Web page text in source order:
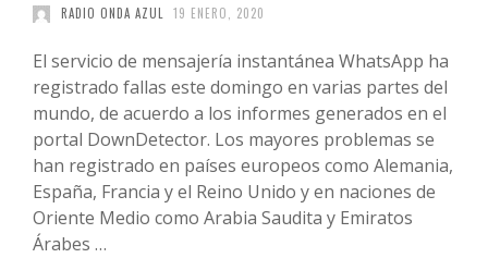
RADIO ONDA AZUL 19 ENERO, 2020
El servicio de mensajería instantánea WhatsApp ha
registrado fallas este domingo en varias partes del
mundo, de acuerdo a los informes generados en el
portal DownDetector. Los mayores problemas se
han registrado en países europeos como Alemania,
España, Francia y el Reino Unido y en naciones de
Oriente Medio como Arabia Saudita y Emiratos
Árabes …